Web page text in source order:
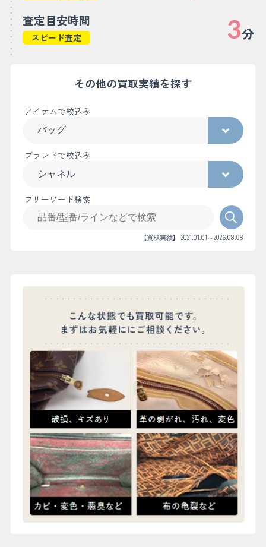
査定目安時間
スピード査定 3分
その他の買取実績を探す
アイテムで絞込み
ブランドで絞込み
フリーワード検索
【買取実績】 2021.01.01～2026.08.08